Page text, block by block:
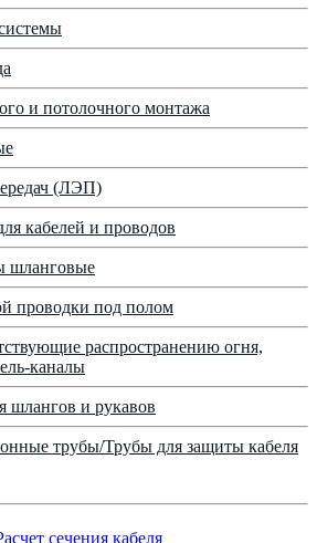
и потолочного монтажа
(ЛЭП)
кабелей и проводов
шланговые
проводки под полом
распространению огня,
каналы
шлангов и рукавов
трубы/Трубы для защиты кабеля